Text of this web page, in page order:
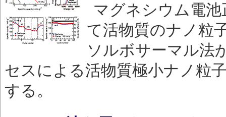
マグネシウム電
て活物質のナノ粒
ソルボサーマル法
セスによる活物質極小ナノ粒
する。